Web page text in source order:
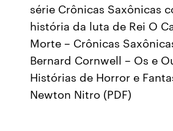
série Crônicas Saxônicas
história da luta de Rei O
Morte – Crônicas
Bernard Cornwell – Os e
Histórias de Horror e
Newton Nitro (PDF)